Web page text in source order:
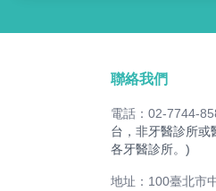
聯絡我們
電話：02-7744-
台，非牙醫診所或
各牙醫診所。)
地址：100臺北市